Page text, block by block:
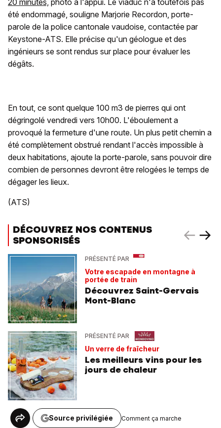
20 minutes, photo à l'appui. Le viaduc n'a toutefois pas
été endommagé, souligne Marjorie Recordon, porte-
parole de la police cantonale vaudoise, contactée par
Keystone-ATS. Elle précise qu'un géologue et des
ingénieurs se sont rendus sur place pour évaluer les
dégâts.
En tout, ce sont quelque 100 m3 de pierres qui ont
dégringolé vendredi vers 10h00. L'éboulement a
provoqué la fermeture d'une route. Un plus petit chemin a
été complètement obstrué rendant l'accès impossible à
deux habitations, ajoute la porte-parole, sans pouvoir dire
combien de personnes devront être relogées le temps de
dégager les lieux.
(ATS)
DÉCOUVREZ NOS CONTENUS
SPONSORISÉS
PRÉSENTÉ PAR
Votre escapade en montagne à
portée de train
Découvrez Saint-Gervais
Mont-Blanc
PRÉSENTÉ PAR
Un verre de fraîcheur
Les meilleurs vins pour les
jours de chaleur
Source privilégiée Comment ça marche